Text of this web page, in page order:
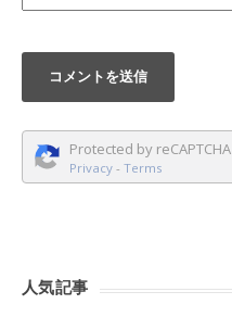
Protected by reCAPTCHA
Privacy - Terms
人気記事